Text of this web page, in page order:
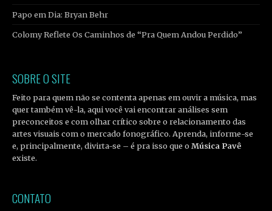
Papo em Dia: Bryan Behr
Colomy Reflete Os Caminhos de “Pra Quem Andou Perdido”
SOBRE O SITE
Feito para quem não se contenta apenas em ouvir a música, mas
quer também vê-la, aqui você vai encontrar análises sem
preconceitos e com olhar crítico sobre o relacionamento das
artes visuais com o mercado fonográfico. Aprenda, informe-se
e, principalmente, divirta-se – é pra isso que oMúsica Pavê
existe.
CONTATO